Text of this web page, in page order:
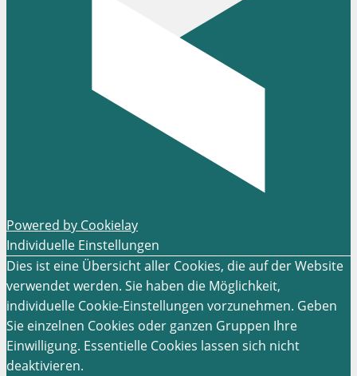
Powered by Cookielay
Individuelle Einstellungen
Dies ist eine Übersicht aller Cookies, die auf der Website
verwendet werden. Sie haben die Möglichkeit,
individuelle Cookie-Einstellungen vorzunehmen. Geben
Sie einzelnen Cookies oder ganzen Gruppen Ihre
Einwilligung. Essentielle Cookies lassen sich nicht
deaktivieren.